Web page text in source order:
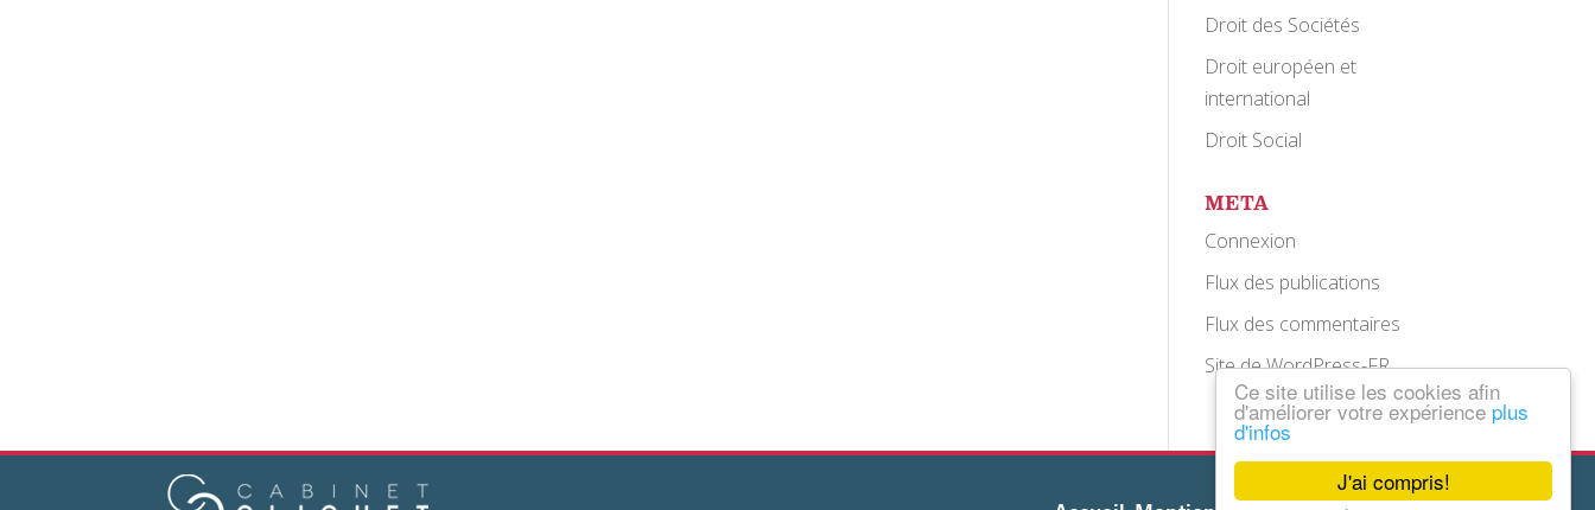
J'ai compris!
Ce site utilise les cookies afin
d'améliorer votre expérience plus
d'infos
Droit des Sociétés
Droit européen et
international
Droit Social
META
Connexion
Flux des publications
Flux des commentaires
Site de WordPress-FR